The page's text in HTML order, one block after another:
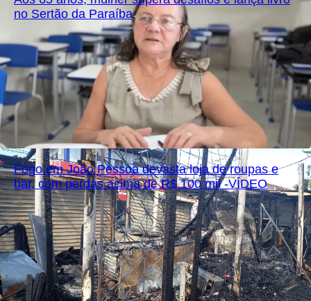
no Sertão da Paraíba
Fogo em João Pessoa devasta loja de roupas e
bar, com perdas acima de R$ 100 mil -VÍDEO